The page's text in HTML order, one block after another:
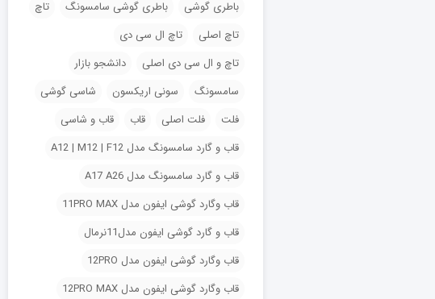
باطری گوشی
باطری گوشی سامسونگ
تاچ
تاچ اصلی
تاچ ال سی دی
تاچ و ال سی دی اصلی
دانشجو بازار
سامسونگ
سونی اریکسون
شاسی گوشی
فلت
فلت اصلی قاب
قاب و شاسی
قاب و گارد سامسونگ مدل A12 | M12 | F12
قاب و گارد سامسونگ مدل A17 A26
قاب وگارد گوشی ایفون مدل 11PRO MAX
قاب و گارد گوشی ایفون مدل11نرمال
قاب وگارد گوشی ایفون مدل 12PRO
قاب وگارد گوشی ایفون مدل 12PRO MAX